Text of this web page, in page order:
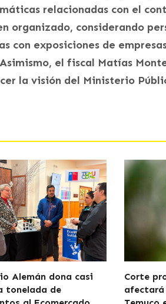
relacionadas con el
organizado, considerando
con exposiciones de
el fiscal Matías
la visión del Ministerio
Alemán dona casi
tonelada de
Corte
afectará